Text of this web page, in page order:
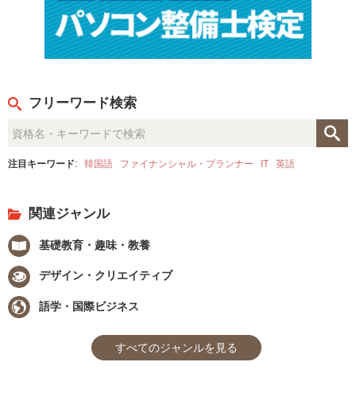
フリーワード検索
注目キーワード: 韓国語 ファイナンシャル・プランナー IT 英語
関連ジャンル
基礎教育・趣味・教養
デザイン・クリエイティブ
語学・国際ビジネス
すべてのジャンルを見る